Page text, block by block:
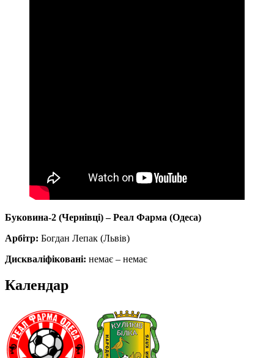
Буковина-2 (Чернівці) –Реал Фарма (Одеса)
Арбітр: Богдан Лепак (Львів)
Дискваліфіковані: немає – немає
Календар